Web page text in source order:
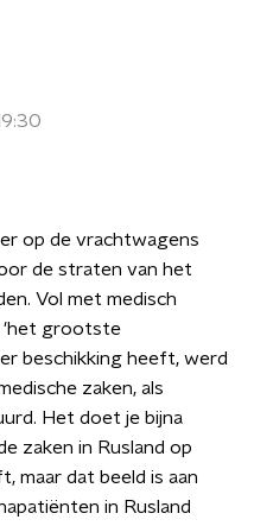
op de vrachtwagens
de straten van het
Vol met medisch
'het grootste
beschikking heeft, werd
zaken, als
Het doet je bijna
zaken in Rusland op
maar dat beeld is aan
in Rusland